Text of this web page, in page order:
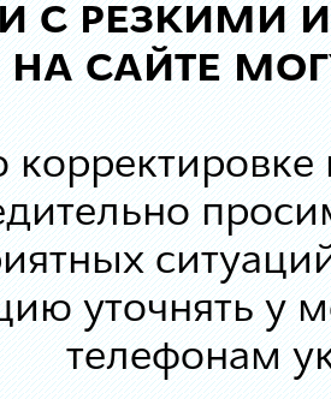
С РЕЗКИМИ
САЙТЕ
корректировке
уточнять у
телефонам